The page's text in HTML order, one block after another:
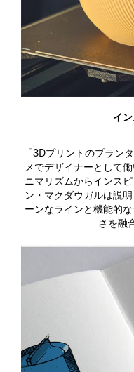
イ
「3Dプリントのプラン
メでデザイナーとして
ニマリズムからインス
ン・マクダウガルは説
ーンなラインと機能的
さを融